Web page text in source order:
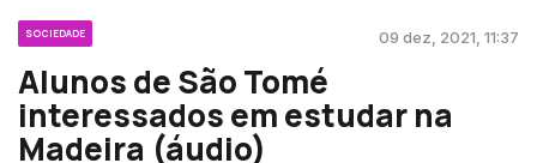
SOCIEDADE 09 dez, 2021, 11:37
Alunos de São Tomé
interessados em estudar na
Madeira (áudio)